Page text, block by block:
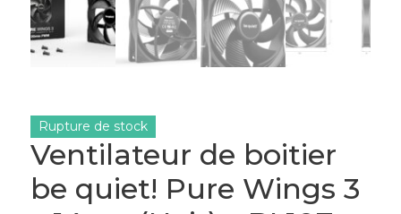
Ventilateur de boitier
be quiet! Pure Wings 3
Rupture de stock